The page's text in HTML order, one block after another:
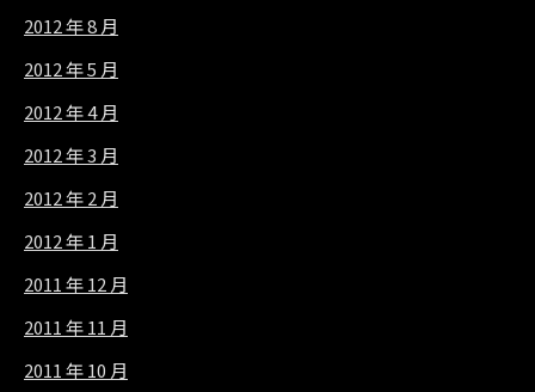
2012 年 8 月
2012 年 5 月
2012 年 4 月
2012 年 3 月
2012 年 2 月
2012 年 1 月
2011 年 12 月
2011 年 11 月
2011 年 10 月